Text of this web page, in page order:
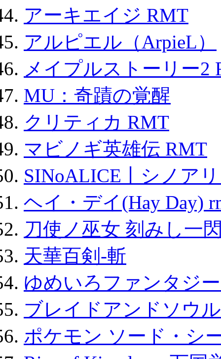
アーキエイジ RMT
アルピエル（ArpieL）
メイプルストーリー2
MU：奇蹟の覚醒
クリティカ RMT
マビノギ英雄伝 RMT
SINoALICE丨シノア
ヘイ・デイ(Hay Day)
刀使ノ巫女 刻みし一
天華百剣-斬
ゆめいろファンタジ
ブレイドアンドソウ
ポケモン ソード・シ